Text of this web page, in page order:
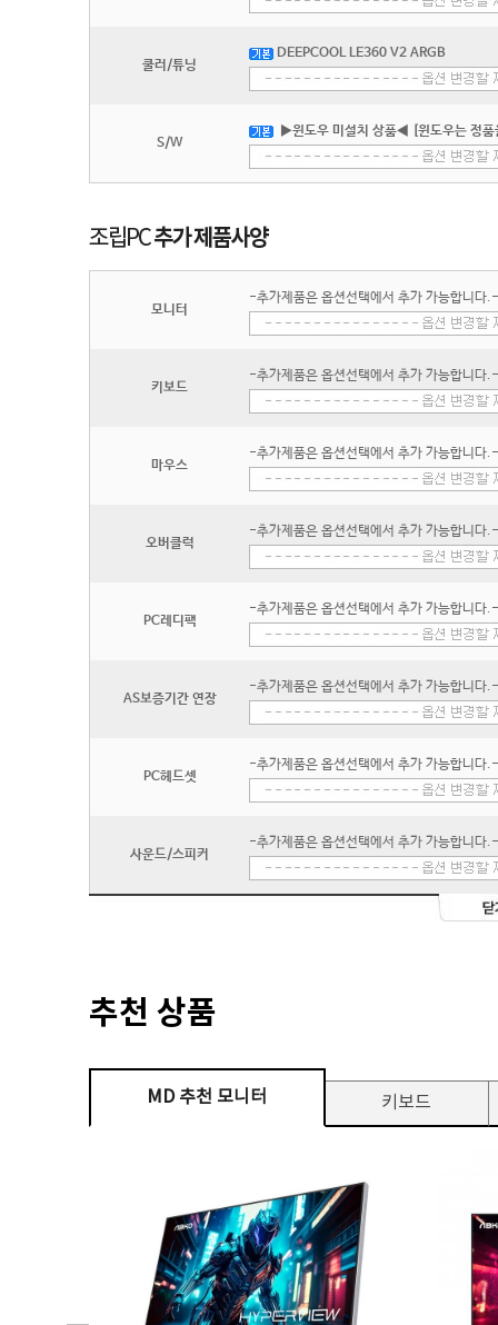
쿨러/튜닝
DEEPCOOL LE360 V2 ARGB
S/W
▶윈도우 미설치 상품◀ [윈도우는 정
모니터
-추가제품은 옵션선택에서 추가 가능합니다.-
키보드
-추가제품은 옵션선택에서 추가 가능합니다.-
마우스
-추가제품은 옵션선택에서 추가 가능합니다.-
오버클럭
-추가제품은 옵션선택에서 추가 가능합니다.-
PC레디팩
-추가제품은 옵션선택에서 추가 가능합니다.-
AS보증기간 연장
-추가제품은 옵션선택에서 추가 가능합니다.-
PC헤드셋
-추가제품은 옵션선택에서 추가 가능합니다.-
사운드/스피커
-추가제품은 옵션선택에서 추가 가능합니다.-
추천 상품
MD 추천 모니터 키보드